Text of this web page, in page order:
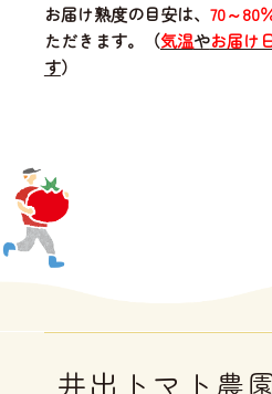
お届け熟度の目安は、 70～80
ただきます。（気温やお届け
す）
井出トマト農